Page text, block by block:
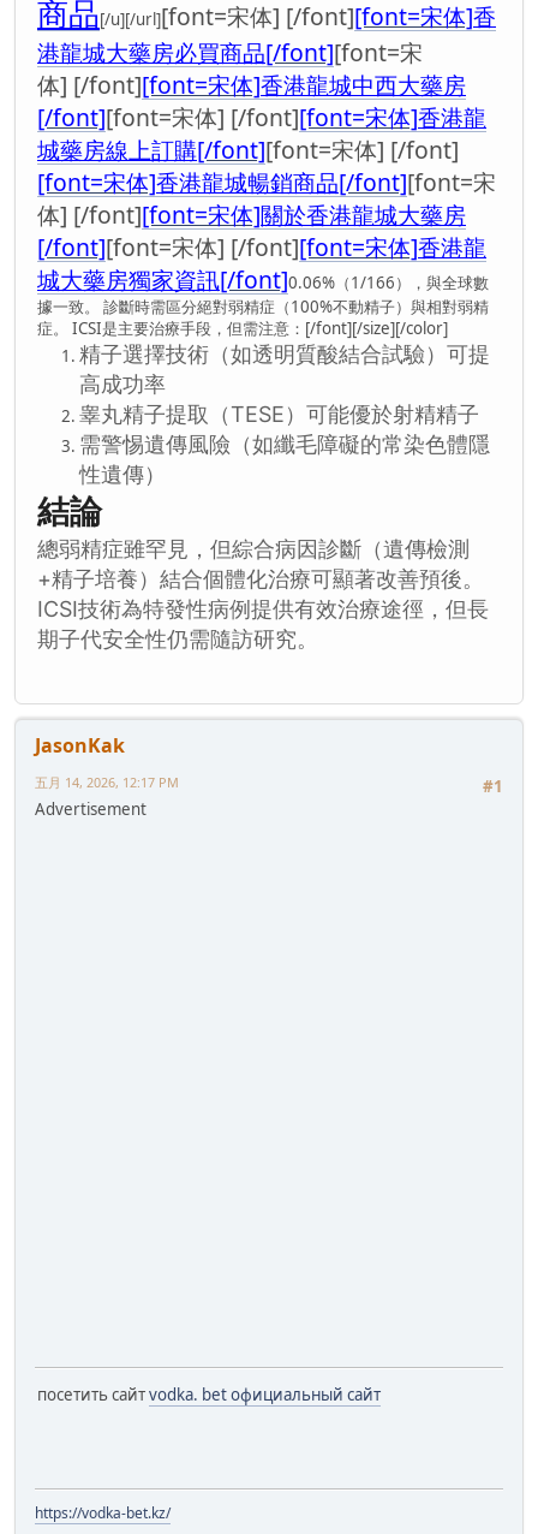
商品[/u][/url][font=宋体] [/font][font=宋体]香
港龍城大藥房必買商品[/font][font=宋
体] [/font][font=宋体]香港龍城中西大藥房
[/font][font=宋体] [/font][font=宋体]香港龍
城藥房線上訂購[/font][font=宋体] [/font]
[font=宋体]香港龍城暢銷商品[/font][font=宋
体] [/font][font=宋体]關於香港龍城大藥房
[/font][font=宋体] [/font][font=宋体]香港龍
城大藥房獨家資訊[/font]0.06%（1/166），與全球數
據一致。 診斷時需區分絕對弱精症（100%不動精子）與相對弱精
症。 ICSI是主要治療手段，但需注意：[/font][/size][/color]
精子選擇技術（如透明質酸結合試驗）可提
高成功率
睾丸精子提取（TESE）可能優於射精精子
需警惕遺傳風險（如纖毛障礙的常染色體隱
性遺傳）
結論
總弱精症雖罕見，但綜合病因診斷（遺傳檢測
+精子培養）結合個體化治療可顯著改善預後。
ICSI技術為特發性病例提供有效治療途徑，但長
期子代安全性仍需隨訪研究。
JasonKak
#1
五月 14, 2026, 12:17 PM
Advertisement
посетить сайтvodka. bet официальный сайт
https://vodka-bet.kz/